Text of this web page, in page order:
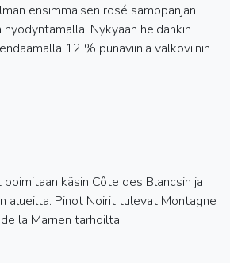
ensimmäisen rosé samppanjan
Nykyään heidänkin
12 % punaviiniä valkoviinin
käsin Côte des Blancsin ja
alueilta. Pinot Noirit tulevat Montagne
la Marnen tarhoilta.